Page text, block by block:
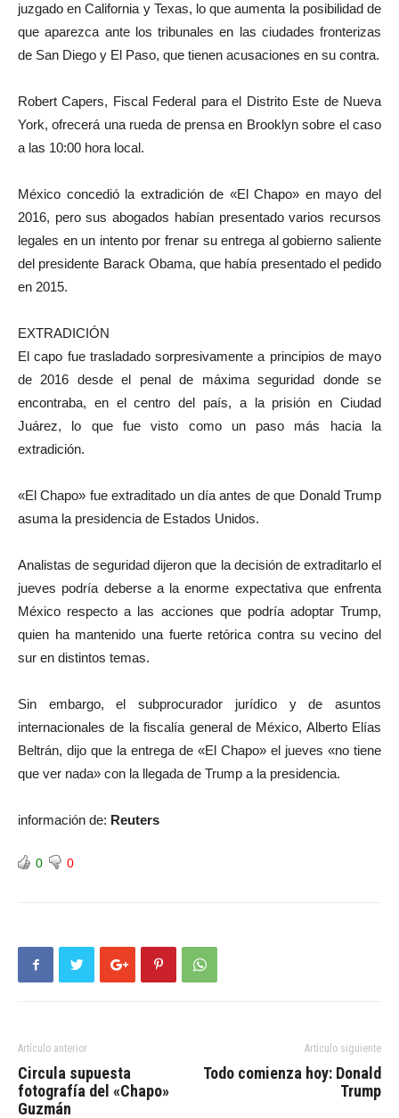
juzgado en California y Texas, lo que aumenta la posibilidad de
que aparezca ante los tribunales en las ciudades fronterizas
de San Diego y El Paso, que tienen acusaciones en su contra.
Robert Capers, Fiscal Federal para el Distrito Este de Nueva
York, ofrecerá una rueda de prensa en Brooklyn sobre el caso
a las 10:00 hora local.
México concedió la extradición de «El Chapo» en mayo del
2016, pero sus abogados habían presentado varios recursos
legales en un intento por frenar su entrega al gobierno saliente
del presidente Barack Obama, que había presentado el pedido
en 2015.
EXTRADICIÓN
El capo fue trasladado sorpresivamente a principios de mayo
de 2016 desde el penal de máxima seguridad donde se
encontraba, en el centro del país, a la prisión en Ciudad
Juárez, lo que fue visto como un paso más hacia la
extradición.
«El Chapo» fue extraditado un día antes de que Donald Trump
asuma la presidencia de Estados Unidos.
Analistas de seguridad dijeron que la decisión de extraditarlo el
jueves podría deberse a la enorme expectativa que enfrenta
México respecto a las acciones que podría adoptar Trump,
quien ha mantenido una fuerte retórica contra su vecino del
sur en distintos temas.
Sin embargo, el subprocurador jurídico y de asuntos
internacionales de la fiscalía general de México, Alberto Elías
Beltrán, dijo que la entrega de «El Chapo» el jueves «no tiene
que ver nada» con la llegada de Trump a la presidencia.
información de: Reuters
0 0
Artículo anterior
Circula supuesta
fotografía del «Chapo»
Guzmán
Artículo siguiente
Todo comienza hoy: Donald
Trump